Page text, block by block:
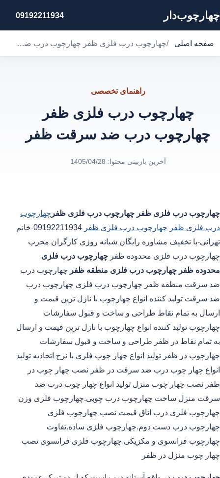
چهارچوب‌دار 09192211934
صفحه اصلی / چهارچوب درب فلزی ظفر چهارچوب درب ضد سرقت ظفر
راهنمای تخصصی
چهارچوب درب فلزی ظفر
چهارچوب درب ضد سرقت ظفر
آخرین بازبینی محتوا: 1405/04/28
چهارچوب درب فلزی ظفر چهارچوب درب فلزی ظفر چهارچوب
درب فلزی ظفر چهارچوب درب فلزی ظفر
09192211934-خانم
تهرانی-با تخفیف مشاوره رایگان شبانه روزی کارگران مجرب
چهارچوب درب فلزی محدوده ظفر چهارچوب درب فلزی
محدوده ظفر چهارچوب درب فلزی منطقه ظفر چهارچوب درب
ضد سرقت منطقه ظفر چهارچوب درب فلزی چهارچوب درب
ضد سرقت تولید کننده انواع چهارچوب با نازل ترین قیمت و
ارسال به تمام نقاط طراحی و ساخت و قبول سفارشات
چهارچوب تولید کننده انواع چهارچوب با نازل ترین قیمت و ارسال
به تمام نقاط در ظفر طراحی و ساخت و قبول سفارشات
چهارچوب در ظفر تولید انواع چهار چوب فلری با نرخ اتحادیه تولید
انواع چهار چوب درب ضد سرقت در ظفر نصب چهار چوب در
ظفر نصب چهار چوب منزل تولید انواع چهار چوب درب ضد
سرقت منزل ساخت چهارچوب درب چوبی.چهارچوب فلزی وزن
چهارچوب فلزی درب اتاق قیمت نصب چهارچوب فلزی
چهارچوب درب دست دوم.چهارچوب فلزی ساده.تفاوت
چهارچوب فرانسوی و مکزیکی چهارچوب فلزی فرانسوی نصب
چهار چوب منزل در ظفر